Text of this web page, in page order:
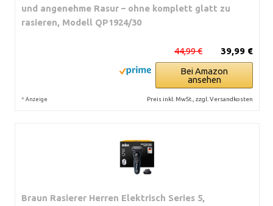
und angenehme Rasur – ohne komplett glatt zu
rasieren, Modell QP1924/30
39,99 €
44,99 €
Bei Amazon
ansehen
* Anzeige Preis inkl. MwSt., zzgl. Versandkosten
Braun Rasierer Herren Elektrisch Series 5,